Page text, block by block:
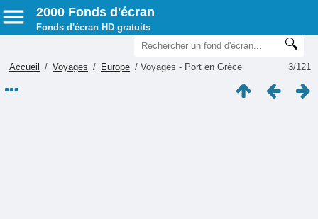
2000 Fonds d'écran
Fonds d'écran HD gratuits
3/121
Accueil / Voyages / Europe / Voyages - Port en Grèce